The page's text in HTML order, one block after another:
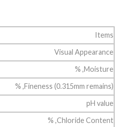
Items
Visual Appearance
Moisture, %
Fineness (0.315mm remains), %
pH value
Chloride Content, %